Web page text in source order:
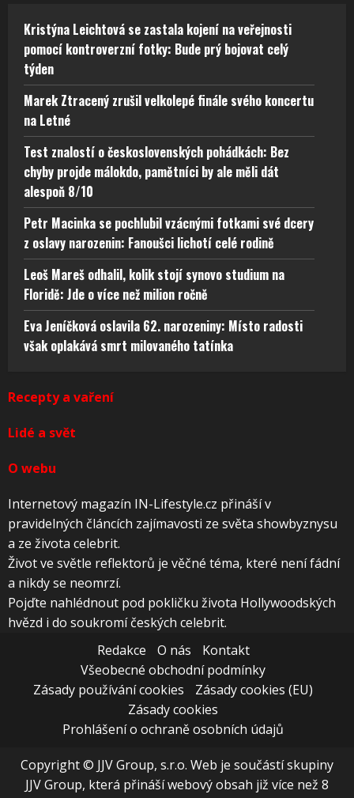
Kristýna Leichtová se zastala kojení na veřejnosti
pomocí kontroverzní fotky: Bude prý bojovat celý
týden
Marek Ztracený zrušil velkolepé finále svého koncertu
na Letné
Test znalostí o československých pohádkách: Bez
chyby projde málokdo, pamětníci by ale měli dát
alespoň 8/10
Petr Macinka se pochlubil vzácnými fotkami své dcery
z oslavy narozenin: Fanoušci lichotí celé rodině
Leoš Mareš odhalil, kolik stojí synovo studium na
Floridě: Jde o více než milion ročně
Eva Jeníčková oslavila 62. narozeniny: Místo radosti
však oplakává smrt milovaného tatínka
Recepty a vaření
Lidé a svět
O webu
Internetový magazín IN-Lifestyle.cz přináší v
pravidelných článcích zajímavosti ze světa showbyznysu
a ze života celebrit.
Život ve světle reflektorů je věčné téma, které není fádní
a nikdy se neomrzí.
Pojďte nahlédnout pod pokličku života Hollywoodských
hvězd i do soukromí českých celebrit.
Redakce
O nás
Kontakt
Všeobecné obchodní podmínky
Zásady používání cookies
Zásady cookies (EU)
Zásady cookies
Prohlášení o ochraně osobních údajů
Copyright © JJV Group, s.r.o. Web je součástí skupiny
JJV Group, která přináší webový obsah již více než 8